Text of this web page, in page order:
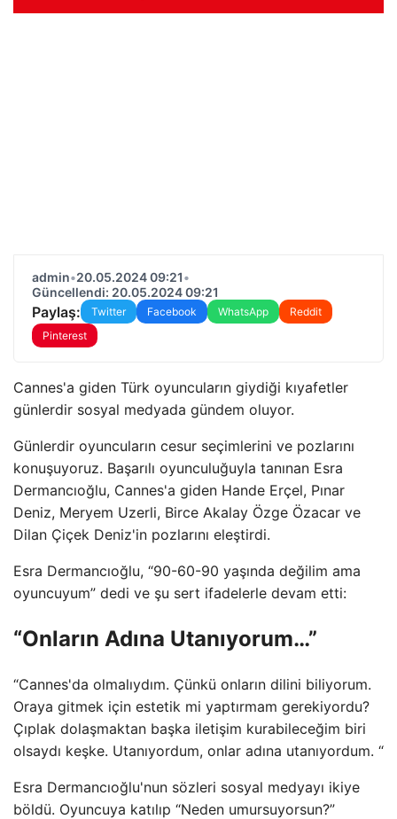
admin•20.05.2024 09:21•
Güncellendi: 20.05.2024 09:21
Paylaş: Twitter Facebook WhatsApp
Reddit
Pinterest
Cannes'a giden Türk oyuncuların giydiği kıyafetler
günlerdir sosyal medyada gündem oluyor.
Günlerdir oyuncuların cesur seçimlerini ve pozlarını
konuşuyoruz. Başarılı oyunculuğuyla tanınan Esra
Dermancıoğlu, Cannes'a giden Hande Erçel, Pınar
Deniz, Meryem Uzerli, Birce Akalay Özge Özacar ve
Dilan Çiçek Deniz'in pozlarını eleştirdi.
Esra Dermancıoğlu, “90-60-90 yaşında değilim ama
oyuncuyum” dedi ve şu sert ifadelerle devam etti:
“Onların Adına Utanıyorum…”
“Cannes'da olmalıydım. Çünkü onların dilini biliyorum.
Oraya gitmek için estetik mi yaptırmam gerekiyordu?
Çıplak dolaşmaktan başka iletişim kurabileceğim biri
olsaydı keşke. Utanıyordum, onlar adına utanıyordum. “
Esra Dermancıoğlu'nun sözleri sosyal medyayı ikiye
böldü. Oyuncuya katılıp “Neden umursuyorsun?”